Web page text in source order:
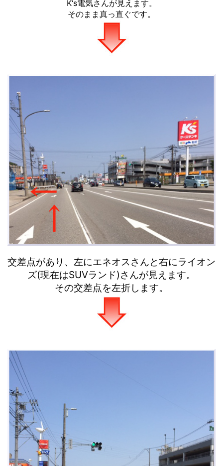
K‘s電気さんが見えます。
そのまま真っ直ぐです。
交差点があり、左にエネオスさんと右にライオン
ズ(現在はSUVランド)さんが見えます。
その交差点を左折します。